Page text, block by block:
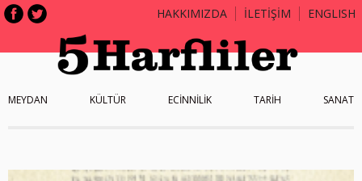
HAKKIMIZDA İLETİŞİM ENGLISH
MEYDAN KÜLTÜR ECİNNİLİK TARİH SANAT